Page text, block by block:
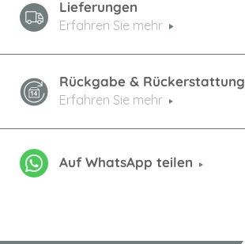
Lieferungen
Erfahren Sie mehr
Rückgabe & Rückerstattung
Erfahren Sie mehr
Auf WhatsApp teilen